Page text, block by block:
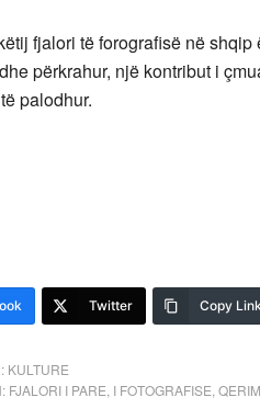
fjalori të forografisë në shqip
përkrahur, një kontribut i
palodhur.
Twitter Copy
KULTURE
FJALORI I PARE I FOTOGRAFISE